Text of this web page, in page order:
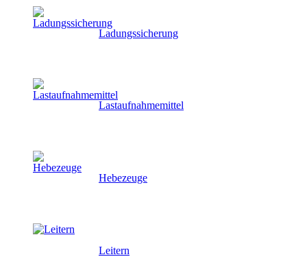
Ladungssicherung
Lastaufnahmemittel
Hebezeuge
Leitern